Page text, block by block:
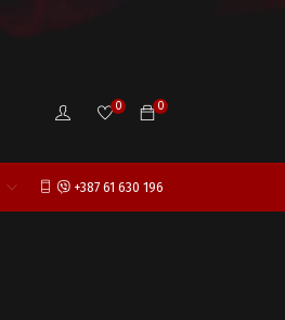
0
0
+387 61 630 196